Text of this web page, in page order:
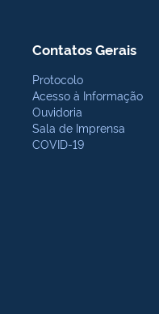
Contatos Gerais
Protocolo
Acesso à Informação
Ouvidoria
Sala de Imprensa
COVID-19